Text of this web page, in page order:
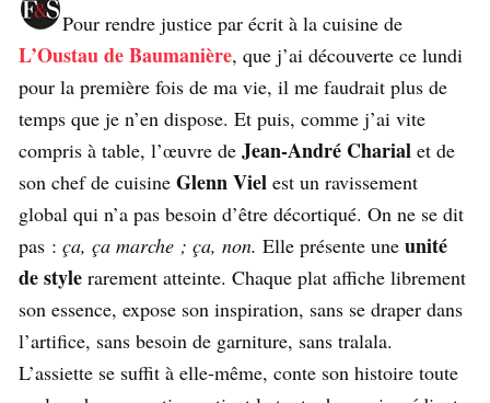
Pour rendre justice par écrit à la cuisine de
L’Oustau de Baumanière, que j’ai découverte ce lundi
pour la première fois de ma vie, il me faudrait plus de
temps que je n’en dispose. Et puis, comme j’ai vite
compris à table, l’œuvre de Jean-André Charial et de
son chef de cuisine Glenn Viel est un ravissement
global qui n’a pas besoin d’être décortiqué. On ne se dit
pas : ça, ça marche ; ça, non. Elle présente une unité
de style rarement atteinte. Chaque plat affiche librement
son essence, expose son inspiration, sans se draper dans
l’artifice, sans besoin de garniture, sans tralala.
L’assiette se suffit à elle-même, conte son histoire toute